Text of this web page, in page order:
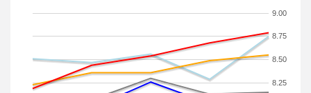
8.25
8.50
8.75
9.00